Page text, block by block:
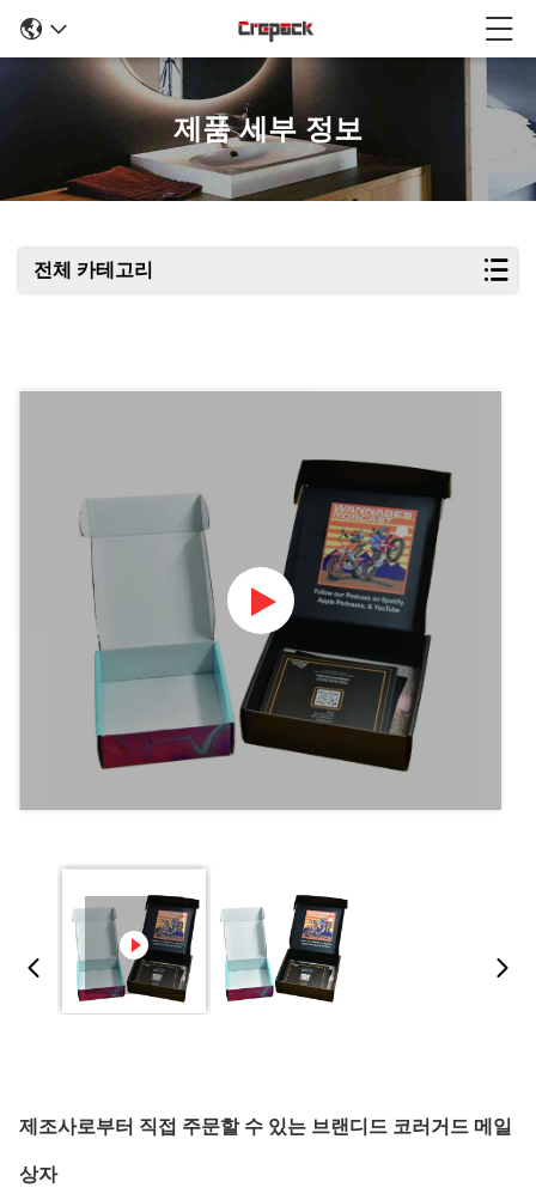
제품 세부 정보
전체 카테고리
제조사로부터 직접 주문할 수 있는 브랜디드 코러거드 메일
상자